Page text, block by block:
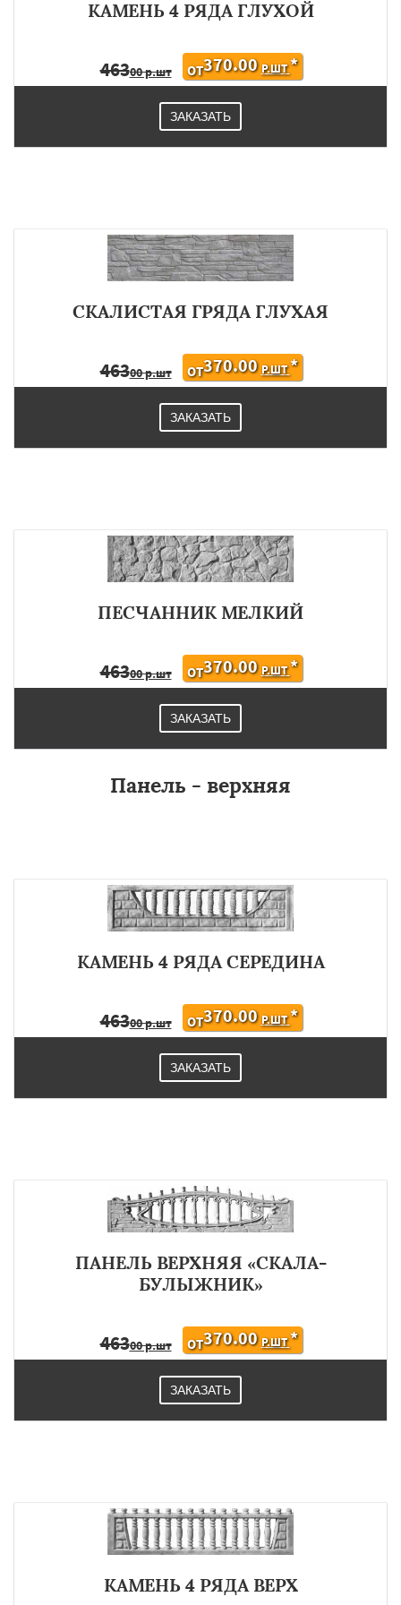
КАМЕНЬ 4 РЯДА ГЛУХОЙ
46300 р.шт ОТ370.00 Р.ШТ*
ЗАКАЗАТЬ
СКАЛИСТАЯ ГРЯДА ГЛУХАЯ
46300 р.шт ОТ370.00 Р.ШТ*
ЗАКАЗАТЬ
ПЕСЧАННИК МЕЛКИЙ
46300 р.шт ОТ370.00 Р.ШТ*
ЗАКАЗАТЬ
Панель - верхняя
КАМЕНЬ 4 РЯДА СЕРЕДИНА
46300 р.шт ОТ370.00 Р.ШТ*
ЗАКАЗАТЬ
ПАНЕЛЬ ВЕРХНЯЯ «СКАЛА-
БУЛЫЖНИК»
46300 р.шт ОТ370.00 Р.ШТ*
ЗАКАЗАТЬ
КАМЕНЬ 4 РЯДА ВЕРХ